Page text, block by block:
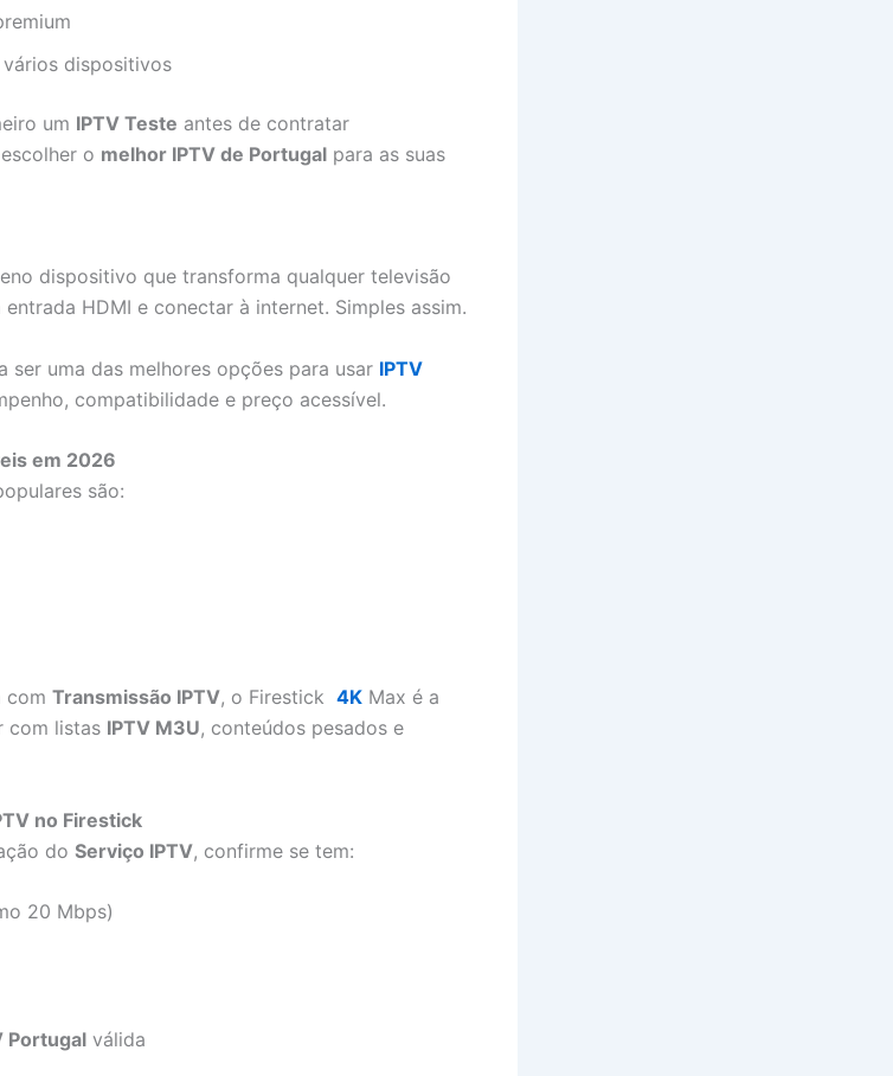
dispositivos
um IPTV Teste antes de contratar
o melhor IPTV de Portugal para as suas
dispositivo que transforma qualquer televisão
HDMI e conectar à internet. Simples assim.
ser uma das melhores opções para usar IPTV
compatibilidade e preço acessível.
em 2026
são:
com Transmissão IPTV, o Firestick 4K Max é a
com listas IPTV M3U, conteúdos pesados e
no Firestick
do Serviço IPTV, confirme se tem:
20 Mbps)
Portugal válida